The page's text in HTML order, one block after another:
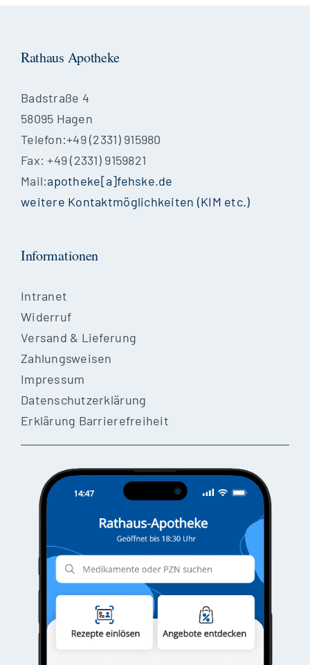
Rathaus Apotheke
Badstraße 4
58095 Hagen
Telefon:+49 (2331) 915980
Fax: +49 (2331) 9159821
Mail:apotheke[a]fehske.de
weitere Kontaktmöglichkeiten (KIM etc.)
Informationen
Intranet
Widerruf
Versand & Lieferung
Zahlungsweisen
Impressum
Datenschutzerklärung
Erklärung Barrierefreiheit